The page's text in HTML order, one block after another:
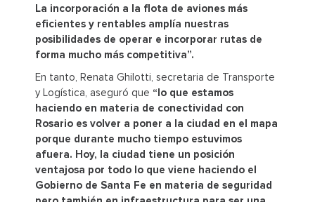
La incorporación a la flota de aviones más
eficientes y rentables amplía nuestras
posibilidades de operar e incorporar rutas de
forma mucho más competitiva”.
En tanto, Renata Ghilotti, secretaria de Transporte
y Logística, aseguró que “lo que estamos
haciendo en materia de conectividad con
Rosario es volver a poner a la ciudad en el mapa
porque durante mucho tiempo estuvimos
afuera. Hoy, la ciudad tiene un posición
ventajosa por todo lo que viene haciendo el
Gobierno de Santa Fe en materia de seguridad